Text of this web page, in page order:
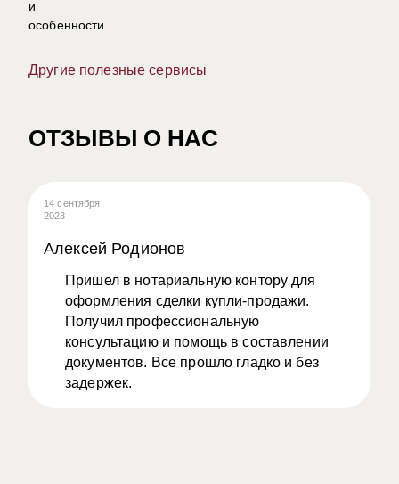
Другие полезные сервисы
ОТЗЫВЫ О НАС
14 сентября
2023
Алексей Родионов
Пришел в нотариальную контору для
оформления сделки купли-продажи.
Получил профессиональную
консультацию и помощь в составлении
документов. Все прошло гладко и без
задержек.